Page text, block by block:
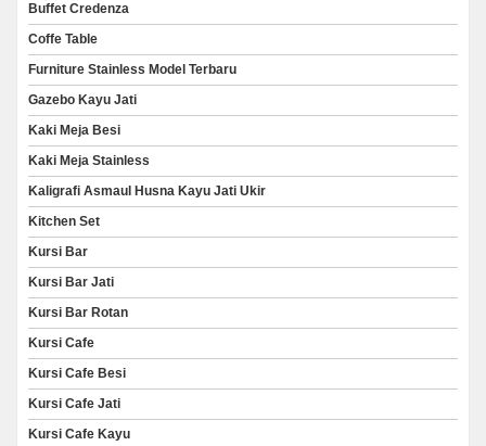
Buffet Credenza
Coffe Table
Furniture Stainless Model Terbaru
Gazebo Kayu Jati
Kaki Meja Besi
Kaki Meja Stainless
Kaligrafi Asmaul Husna Kayu Jati Ukir
Kitchen Set
Kursi Bar
Kursi Bar Jati
Kursi Bar Rotan
Kursi Cafe
Kursi Cafe Besi
Kursi Cafe Jati
Kursi Cafe Kayu